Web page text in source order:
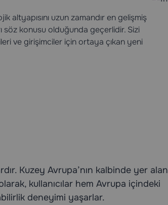
uzun zamandır en gelişmiş
söz konusu olduğunda geçerlidir. Sizi
ve girişimciler için ortaya çıkan yeni
Kuzey Avrupa’nın kalbinde yer alan
kullanıcılar hem Avrupa içindeki
deneyimi yaşarlar.